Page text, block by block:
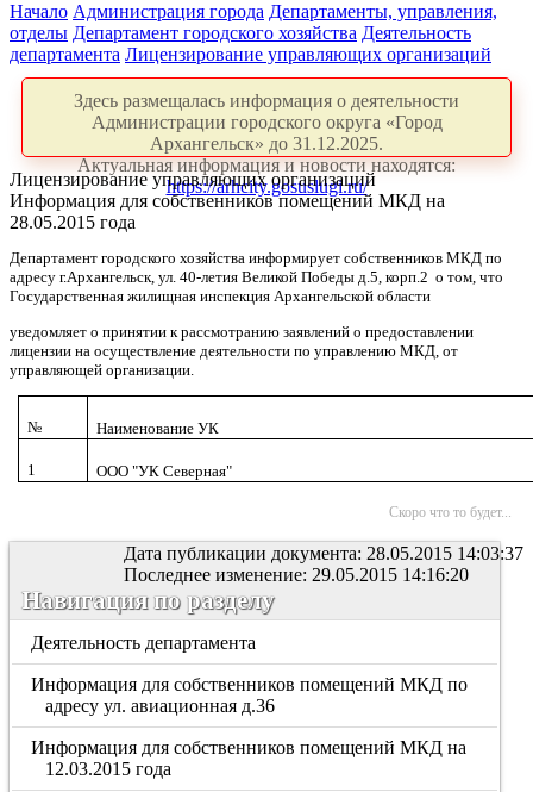
Начало Администрация города Департаменты, управления,
отделы Департамент городского хозяйства Деятельность
департамента Лицензирование управляющих организаций
Здесь размещалась информация о деятельности
Администрации городского округа «Город
Архангельск» до 31.12.2025.
Актуальная информация и новости находятся:
https://arhcity.gosuslugi.ru/
Лицензирование управляющих организаций
Информация для собственников помещений МКД на
28.05.2015 года
Департамент городского хозяйства информирует собственников МКД по
адресу г.Архангельск, ул. 40-летия Великой Победы д.5, корп.2 о том, что
Государственная жилищная инспекция Архангельской области
уведомляет о принятии к рассмотранию заявлений о предоставлении
лицензии на осуществление деятельности по управлению МКД, от
управляющей организации.
№ Наименование УК
1 ООО "УК Северная"
Скоро что то будет...
Дата публикации документа: 28.05.2015 14:03:37
Последнее изменение: 29.05.2015 14:16:20
Навигация по разделу
Деятельность департамента
Информация для собственников помещений МКД по
адресу ул. авиационная д.36
Информация для собственников помещений МКД на
12.03.2015 года